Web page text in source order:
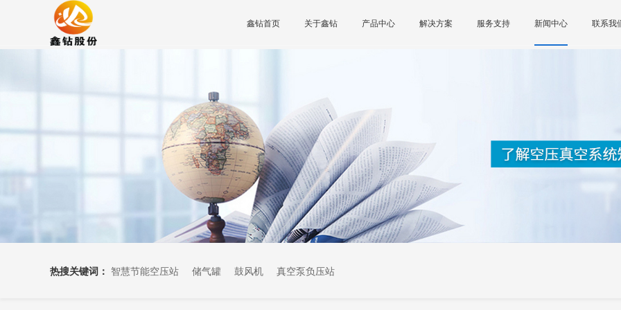
鑫钻首页 关于鑫钻 产品中心 解决方案 服务支持 新闻中心 联系我
热搜关键词： 智慧节能空压站 储气罐 鼓风机 真空泵负压站